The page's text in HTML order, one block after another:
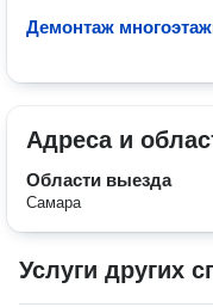
Демонтаж
Адреса и
Области выезда
Самара
Услуги других